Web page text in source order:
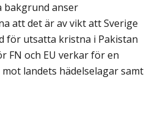
bakgrund anser
att det är av vikt att Sverige
för utsatta kristna i Pakistan
FN och EU verkar för en
landets hädelselagar samt